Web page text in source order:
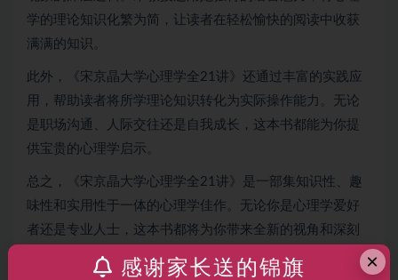
学的理论知识化繁为简，让读者在轻松愉快的阅读中收获
满满的知识。
此外，《宋京晶大学心理学全21讲》还通过丰富的实践应
用，帮助读者将所学理论知识转化为实际操作能力。无论
是职场沟通、人际交往还是自我成长，这本书都能为你提
供宝贵的心理学启示。
总之，《宋京晶大学心理学全21讲》是一部集知识性、趣
味性和实用性于一体的心理学佳作。无论你是心理学爱好
者还是专业人士，这本书都将为你带来全新的视角和深刻
×
感谢家长送的锦旗